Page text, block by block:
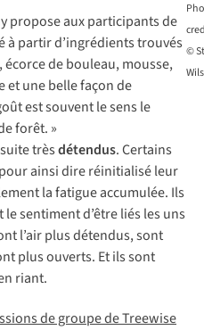
propose aux participants de
à partir d’ingrédients trouvés
écorce de bouleau, mousse,
une belle façon de
est souvent le sens le
forêt. »
trèsdétendus. Certains
ainsi dire réinitialisé leur
la fatigue accumulée. Ils
sentiment d’être liés les uns
l’air plus détendus, sont
plus ouverts. Et ils sont
riant.
de groupe de Treewise
©
Wils